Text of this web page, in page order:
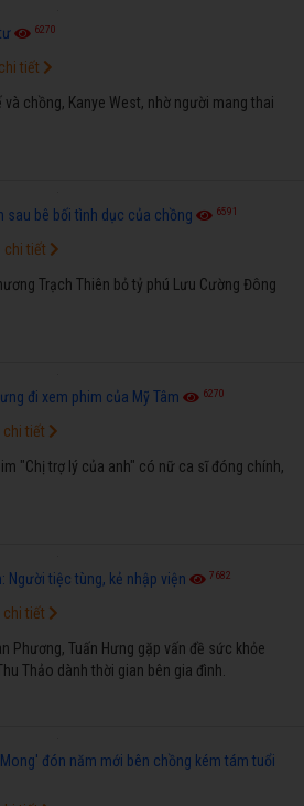
6270
chồng, Kanye West, nhờ người mang thai
tiết
sau bê bối tình dục của chồng 6591
Trạch Thiên bỏ tỷ phú Lưu Cường Đông
chi tiết
đi xem phim của Mỹ Tâm 6270
"Chị trợ lý của anh" có nữ ca sĩ đóng chính,
chi tiết
Người tiệc tùng, kẻ nhập viện 7682
Phương, Tuấn Hưng gặp vấn đề sức khỏe
Thảo dành thời gian bên gia đình.
chi tiết
đón năm mới bên chồng kém tám tuổi